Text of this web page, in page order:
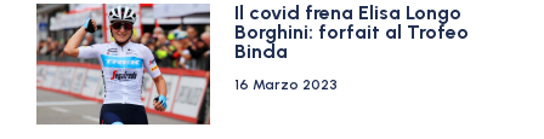
Il covid frena Elisa Longo
Borghini: forfait al Trofeo
Binda
16 Marzo 2023